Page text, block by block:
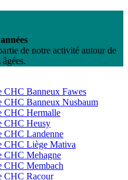
de notre activité autour de
CHC Banneux Fawes
CHC Banneux Nusbaum
CHC Hermalle
CHC Heusy
CHC Landenne
CHC Liège Mativa
CHC Mehagne
CHC Membach
CHC Racour